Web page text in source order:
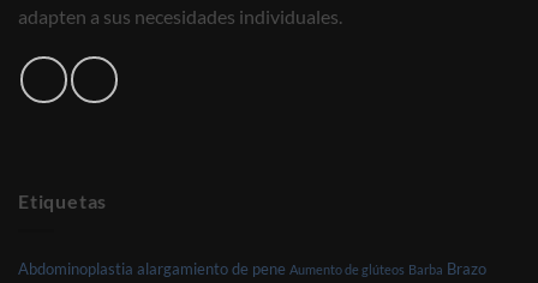
adapten a sus necesidades individuales.
Etiquetas
Abdominoplastia alargamiento de pene Aumento de glúteos Barba Brazo